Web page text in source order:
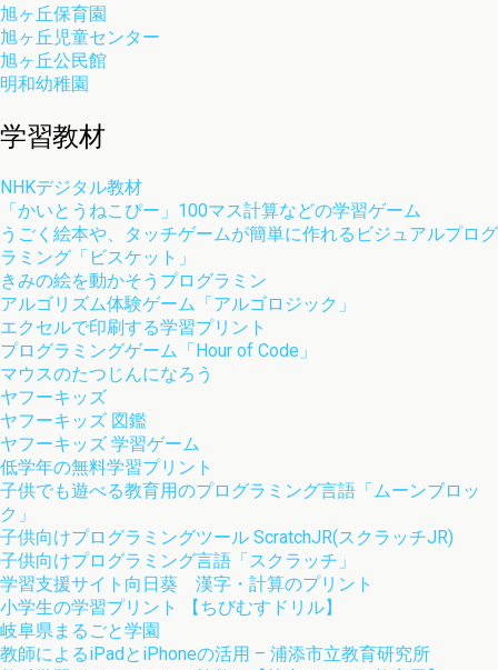
旭ヶ丘保育園
旭ヶ丘児童センター
旭ヶ丘公民館
明和幼稚園
学習教材
NHKデジタル教材
「かいとうねこぴー」100マス計算などの学習ゲーム
うごく絵本や、タッチゲームが簡単に作れるビジュアルプログ
ラミング「ビスケット」
きみの絵を動かそうプログラミン
アルゴリズム体験ゲーム「アルゴロジック」
エクセルで印刷する学習プリント
プログラミングゲーム「Hour of Code」
マウスのたつじんになろう
ヤフーキッズ
ヤフーキッズ 図鑑
ヤフーキッズ 学習ゲーム
低学年の無料学習プリント
子供でも遊べる教育用のプログラミング言語「ムーンブロッ
ク」
子供向けプログラミングツール ScratchJR(スクラッチJR)
子供向けプログラミング言語「スクラッチ」
学習支援サイト向日葵 漢字・計算のプリント
小学生の学習プリント 【ちびむすドリル】
岐阜県まるごと学園
教師によるiPadとiPhoneの活用 – 浦添市立教育研究所